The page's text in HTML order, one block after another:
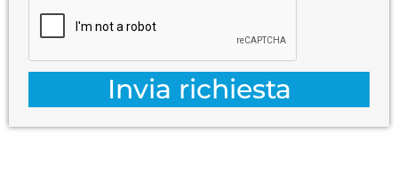
Invia richiesta